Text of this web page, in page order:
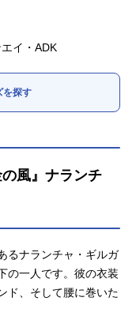
イ・ADK
を探す
の風』ナランチ
るナランチャ・ギルガ
の一人です。彼の衣装
ド、そして腰に巻いた